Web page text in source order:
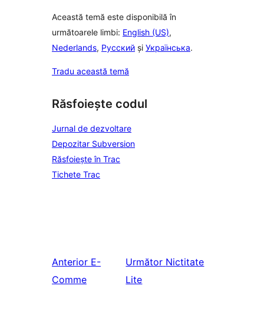
Această temă este disponibilă în
următoarele limbi: English (US),
Nederlands, Русский și Українська.
Tradu această temă
Răsfoiește codul
Jurnal de dezvoltare
Depozitar Subversion
Răsfoiește în Trac
Tichete Trac
Anterior E-
Comme
Următor Nictitate
Lite